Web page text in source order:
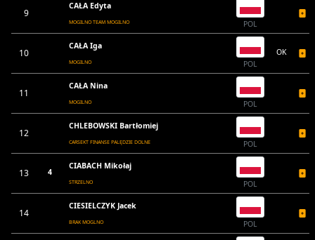
9
CAŁA Edyta
MOGILNO TEAM MOGILNO POL
10
CAŁA Iga
MOGILNO POL
OK
11
CAŁA Nina
MOGILNO POL
12
CHLEBOWSKI Bartłomiej
CARSEKT FINANSE PALĘDZIE DOLNE POL
13 4
CIABACH Mikołaj
STRZELNO POL
14
CIESIELCZYK Jacek
BRAK MOGLNO POL